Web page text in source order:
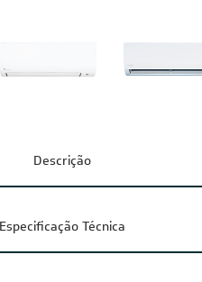
Descrição
Técnica